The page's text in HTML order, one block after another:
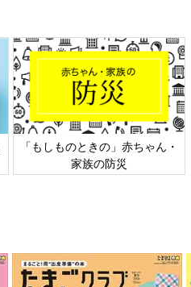
「もしものときの」赤ちゃん・
家族の防災